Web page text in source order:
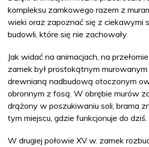
kompleksu zamkowego razem z
wieki oraz zapoznać się z ciekawymi
budowli, które się nie zachowały.
Jak widać na animacjach, na
zamek był prostokątnym
drewnianą nadbudową otoczonym
obronnym z fosą. W obrębie murów
drążony w poszukiwaniu soli; brama
tym miejscu, gdzie funkcjonuje do dziś.
W drugiej połowie XV w. zamek